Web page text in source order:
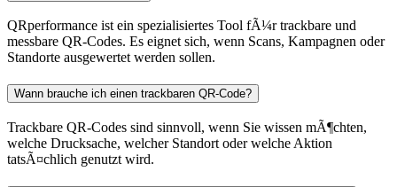
QRperformance ist ein spezialisiertes Tool fÃ¼r trackbare und
messbare QR-Codes. Es eignet sich, wenn Scans, Kampagnen oder
Standorte ausgewertet werden sollen.
Wann brauche ich einen trackbaren QR-Code?
Trackbare QR-Codes sind sinnvoll, wenn Sie wissen mÃ¶chten,
welche Drucksache, welcher Standort oder welche Aktion
tatsÃ¤chlich genutzt wird.